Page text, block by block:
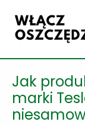
treści
Jak
marki